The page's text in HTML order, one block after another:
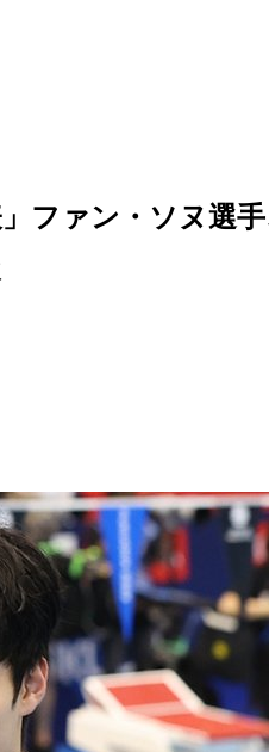
」ファン・ソヌ